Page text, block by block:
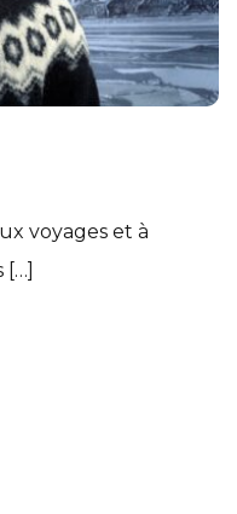
voyages et à
[…]